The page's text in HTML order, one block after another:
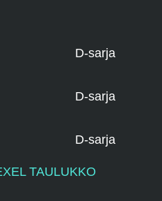
D-sarja
D-sarja
D-sarja
TAULUKKO